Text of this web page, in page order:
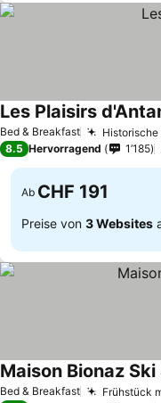
Bed & Breakfast
Les Plaisirs
8.5 Hervorragend 1’185
Ab CHF 191
Preise von 3 Websites
Bed & Breakfast Frühstück
Maison Bionaz